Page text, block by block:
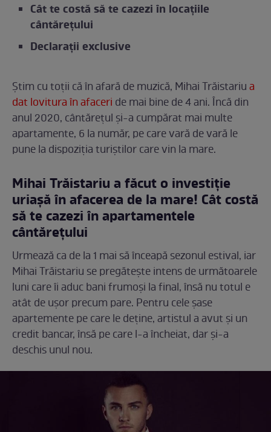
Cât te costă să te cazezi în locațiile
cântărețului
Declarații exclusive
Știm cu toții că în afară de muzică, Mihai Trăistariua
dat lovitura în afaceri de mai bine de 4 ani. Încă din
anul 2020, cântărețul și-a cumpărat mai multe
apartamente, 6 la număr, pe care vară de vară le
pune la dispoziția turiștilor care vin la mare.
Mihai Trăistariu a făcut o investiție
uriașă în afacerea de la mare! Cât costă
să te cazezi în apartamentele
cântărețului
Urmează ca de la 1 mai să înceapă sezonul estival, iar
Mihai Trăistariu se pregătește intens de următoarele
luni care îi aduc bani frumoși la final, însă nu totul e
atât de ușor precum pare. Pentru cele șase
apartemente pe care le deține, artistul a avut și un
credit bancar, însă pe care l-a încheiat, dar și-a
deschis unul nou.